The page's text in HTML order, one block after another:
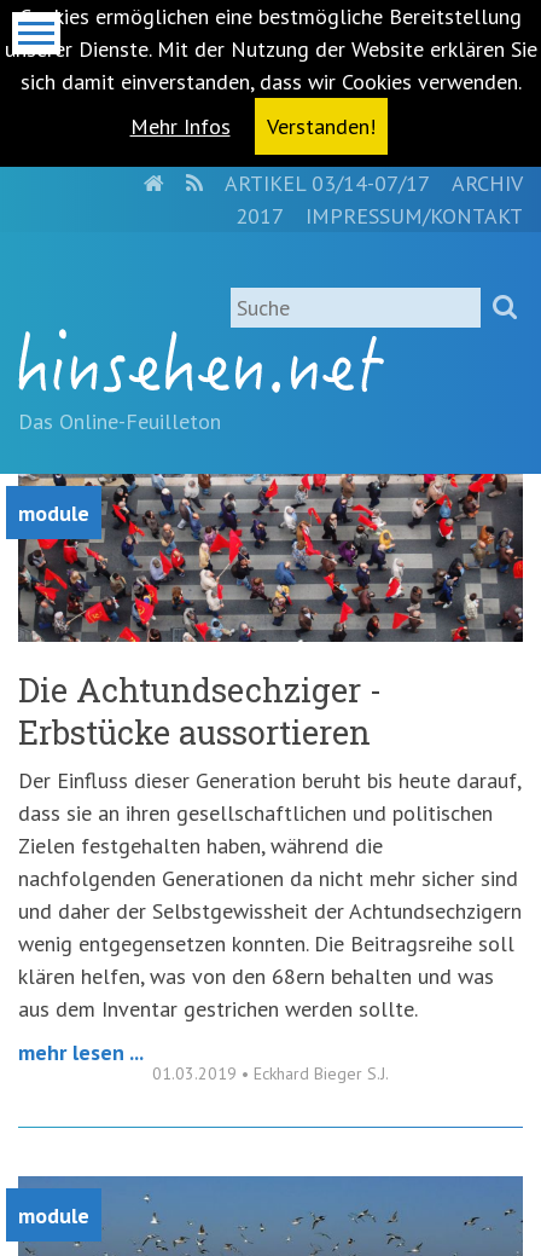
Cookies ermöglichen eine bestmögliche Bereitstellung
unserer Dienste. Mit der Nutzung der Website erklären Sie
sich damit einverstanden, dass wir Cookies verwenden.
Mehr Infos
Verstanden!
springen
(Accesskey
'1')Zur
springen
(Accesskey
'3')Zur
Suche
springen
(Accesskey
'2')
HOMERSSARTIKEL 03/14-07/17
ARCHIV
2017
IMPRESSUM/KONTAKT
Suche
Das Online-Feuilleton
module
Die Achtundsechziger -
Erbstücke aussortieren
Der Einfluss dieser Generation beruht bis heute darauf,
dass sie an ihren gesellschaftlichen und politischen
Zielen festgehalten haben, während die
nachfolgenden Generationen da nicht mehr sicher sind
und daher der Selbstgewissheit der Achtundsechzigern
wenig entgegensetzen konnten. Die Beitragsreihe soll
klären helfen, was von den 68ern behalten und was
aus dem Inventar gestrichen werden sollte.
mehr lesen ...
01.03.2019 • Eckhard Bieger S.J.
module